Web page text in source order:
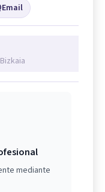
Email
mediante